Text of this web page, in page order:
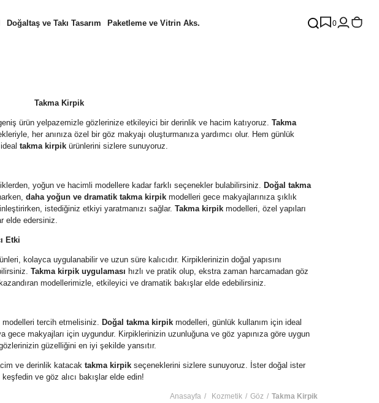
Doğaltaş ve Takı Tasarım Paketleme ve Vitrin Aks. 0
Takma Kirpik
ürün yelpazemizle gözlerinize etkileyici bir derinlik ve hacim katıyoruz. Takma
her anınıza özel bir göz makyajı oluşturmanıza yardımcı olur. Hem günlük
takma kirpik ürünlerini sizlere sunuyoruz.
yoğun ve hacimli modellere kadar farklı seçenekler bulabilirsiniz. Doğal takma
daha yoğun ve dramatik takma kirpik modelleri gece makyajlarınıza şıklık
istediğiniz etkiyi yaratmanızı sağlar. Takma kirpik modelleri, özel yapıları
elde edersiniz.
Etki
kolayca uygulanabilir ve uzun süre kalıcıdır. Kirpiklerinizin doğal yapısını
Takma kirpik uygulaması hızlı ve pratik olup, ekstra zaman harcamadan göz
modellerimizle, etkileyici ve dramatik bakışlar elde edebilirsiniz.
modelleri tercih etmelisiniz. Doğal takma kirpik modelleri, günlük kullanım için ideal
gece makyajları için uygundur. Kirpiklerinizin uzunluğuna ve göz yapınıza göre uygun
güzelliğini en iyi şekilde yansıtır.
ve derinlik katacak takma kirpik seçeneklerini sizlere sunuyoruz. İster doğal ister
ve göz alıcı bakışlar elde edin!
Anasayfa Kozmetik Göz Takma Kirpik